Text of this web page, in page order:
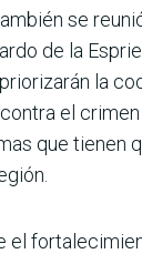
se
de la
la
el
que tienen
el